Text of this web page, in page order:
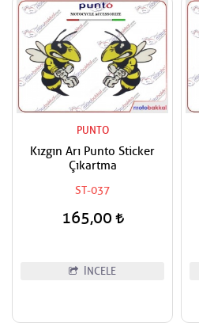
PUNTO
Kızgın Arı Punto Sticker
Çıkartma
ST-037
165,00
İNCELE